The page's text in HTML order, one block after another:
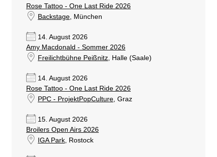
Rose Tattoo - One Last Ride 2026
Backstage, München
14. August 2026
Amy Macdonald - Sommer 2026
Freilichtbühne Peißnitz, Halle (Saale)
14. August 2026
Rose Tattoo - One Last Ride 2026
PPC - ProjektPopCulture, Graz
15. August 2026
Broilers Open Airs 2026
IGA Park, Rostock